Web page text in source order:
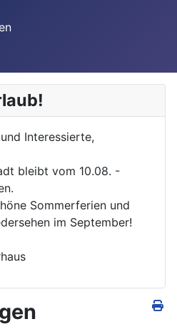
Interessierte,
bleibt vom 10.08. -
Sommerferien und
im September!